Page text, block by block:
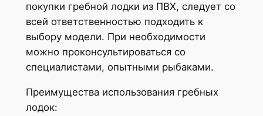
покупки гребной лодки из ПВХ, следует со
всей ответственностью подходить к
выбору модели. При необходимости
можно проконсультироваться со
специалистами, опытными рыбаками.
Преимущества использования гребных
лодок: